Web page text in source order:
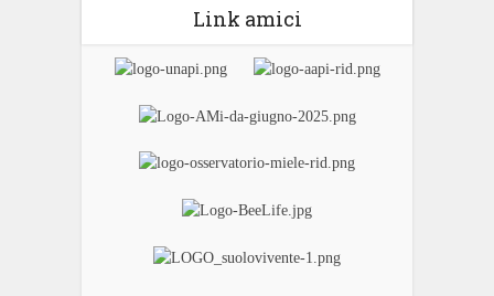
Link amici